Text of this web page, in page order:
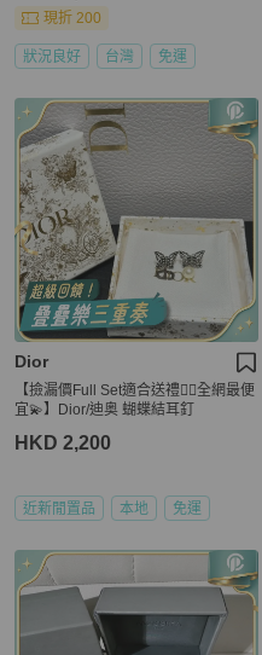
現折 200
狀況良好 台灣 免運
Dior
【撿漏價Full Set適合送禮👍🏻全網最便
宜💫】Dior/迪奥 蝴蝶結耳釘
HKD 2,200
近新閒置品 本地 免運